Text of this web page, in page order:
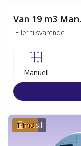
Van 19 m3 Man.
Eller tilsvarende
Manuell
Fossil
14m3